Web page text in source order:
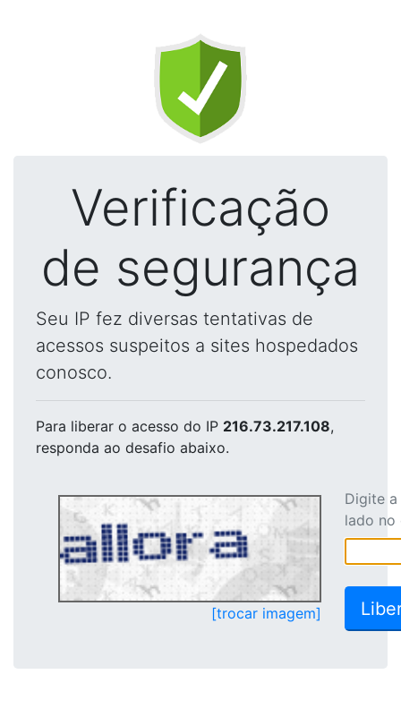
Verificação
de segurança
Seu IP fez diversas tentativas de
acessos suspeitos a sites hospedados
conosco.
Para liberar o acesso do IP 216.73.217.108,
responda ao desafio abaixo.
[trocar imagem]
Digite
lado no